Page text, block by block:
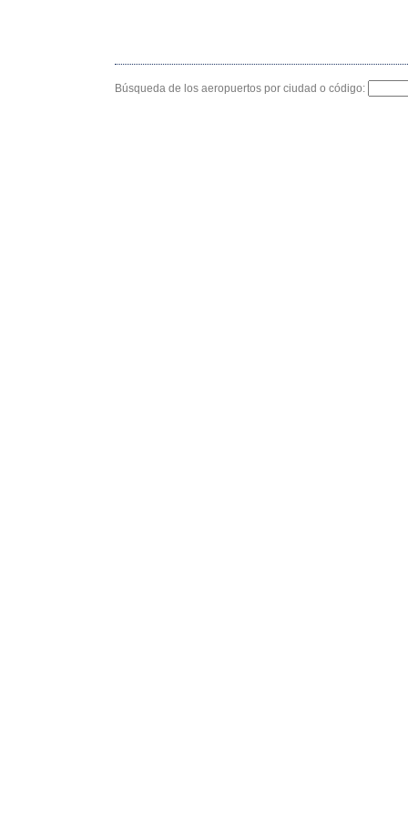
Búsqueda de los aeropuertos por ciudad o código: